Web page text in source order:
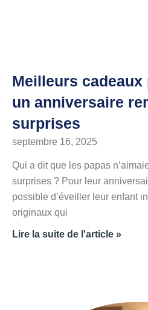
Meilleurs
un anniversaire
surprises
septembre 16, 2025
Qui a dit que les papas
surprises ? Pour leur
possible d’éveiller leur enfant
originaux qui
Lire la suite de l'article »